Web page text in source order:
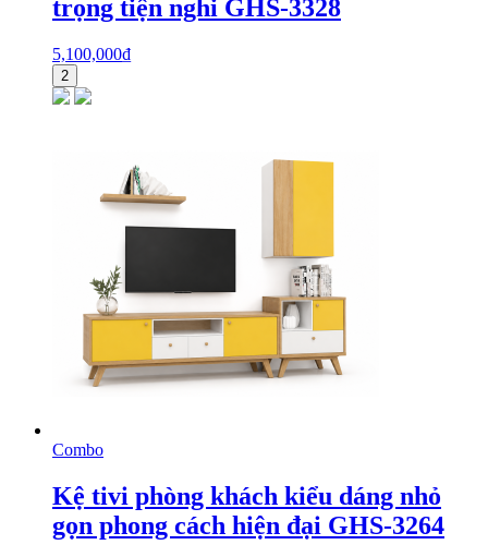
trọng tiện nghi GHS-3328
5,100,000₫
2
Combo
Kệ tivi phòng khách kiểu dáng nhỏ
gọn phong cách hiện đại GHS-3264